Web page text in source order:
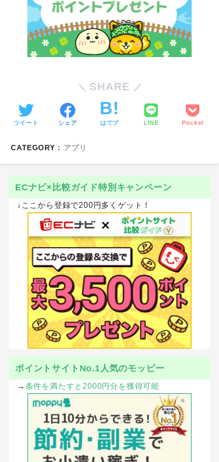
SHARE
ツイート シェア はてブ LINE Pocket
CATEGORY : アプリ
ECナビ×比較ガイド特別キャンペーン
↓ここから登録で200円多くゲット！
ポイントサイトNo.1人気のモッピー
→ 条件を満たすと2000円分を獲得可能